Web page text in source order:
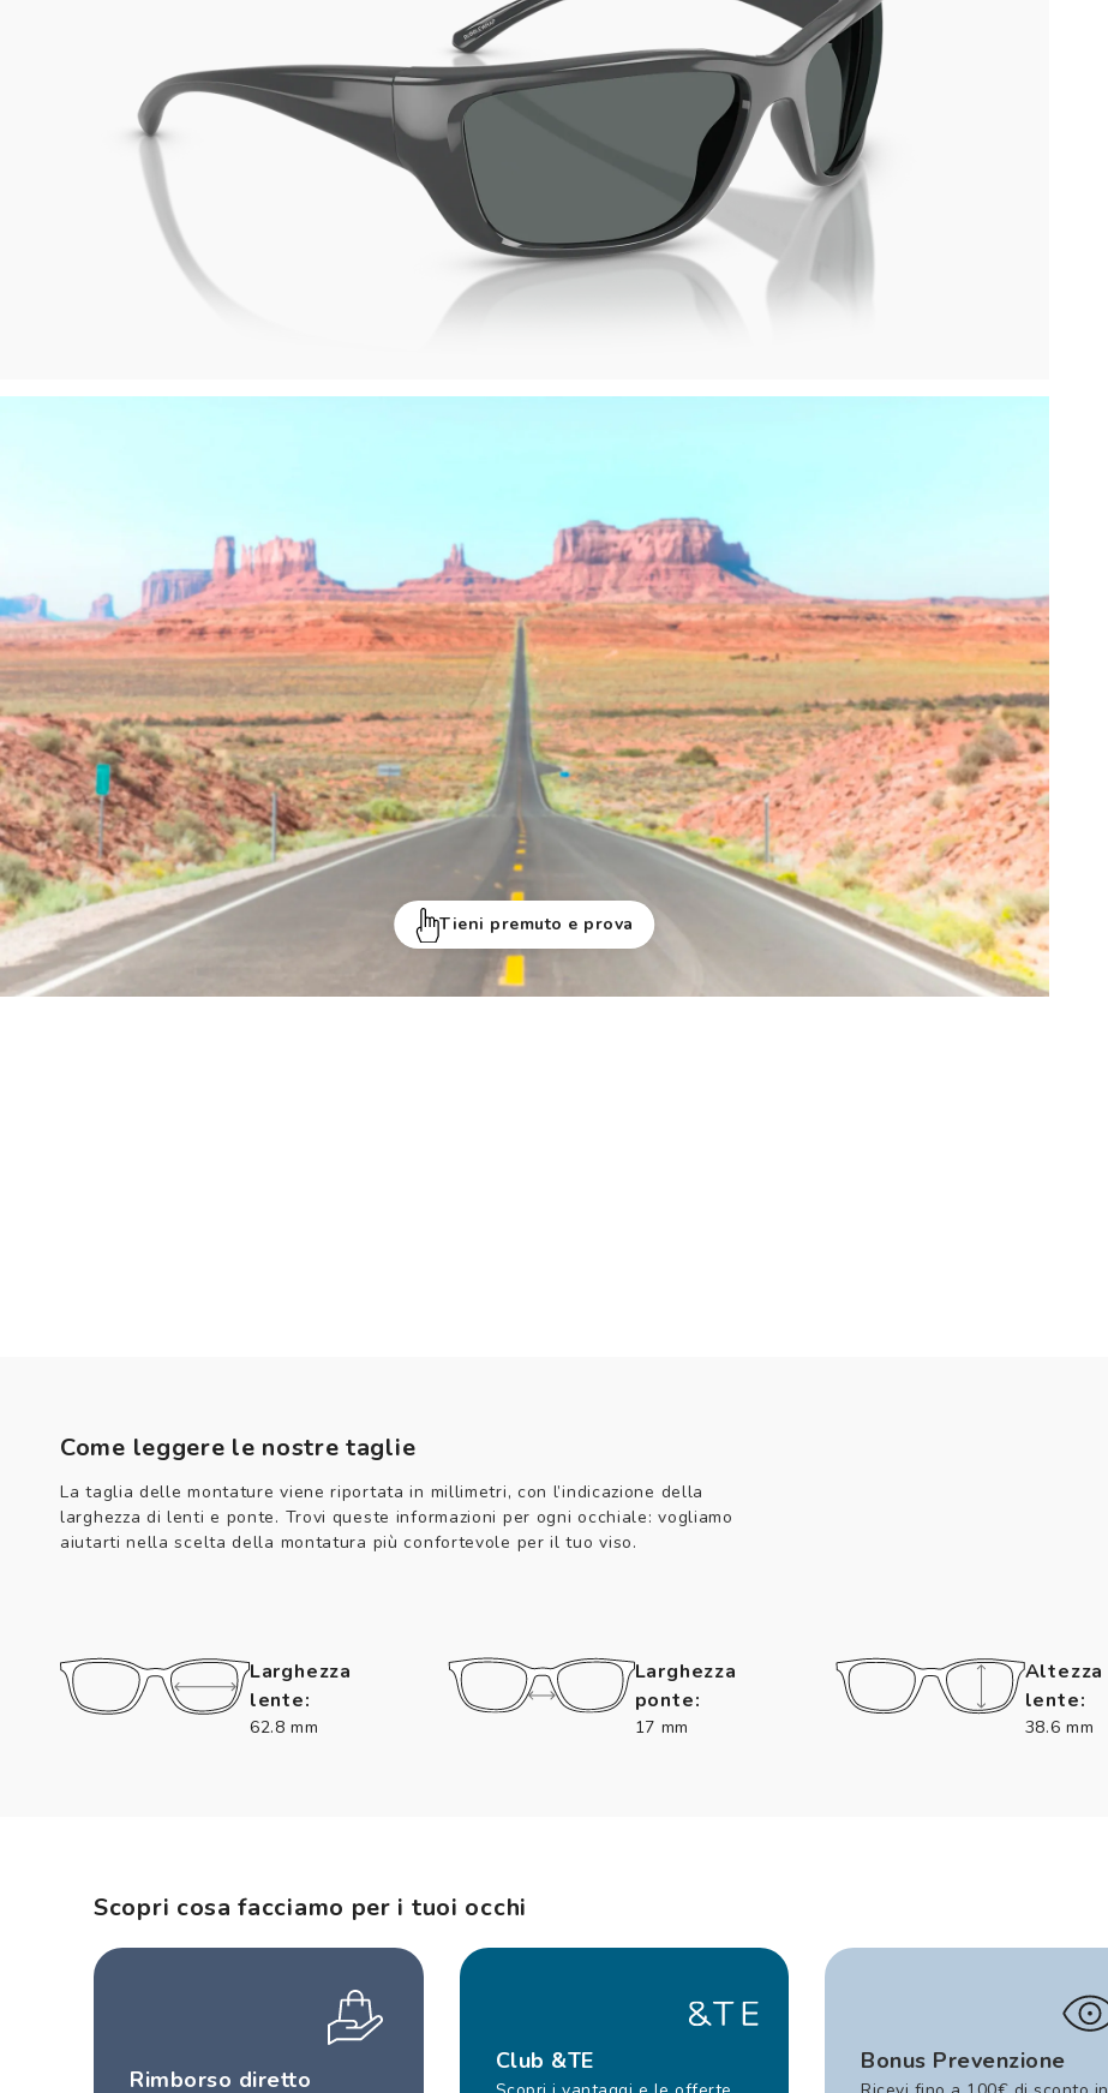
Tieni premuto e prova
Come leggere le nostre taglie
La taglia delle montature viene riportata in millimetri, con l’indicazione della
larghezza di lenti e ponte. Trovi queste informazioni per ogni occhiale: vogliamo
aiutarti nella scelta della montatura più confortevole per il tuo viso.
Larghezza
lente:
62.8 mm
Larghezza
ponte:
17 mm
Altezza
lente:
38.6 mm
Scopri cosa facciamo per i tuoi occhi
Rimborso diretto
Club &TE Bonus Prevenzione